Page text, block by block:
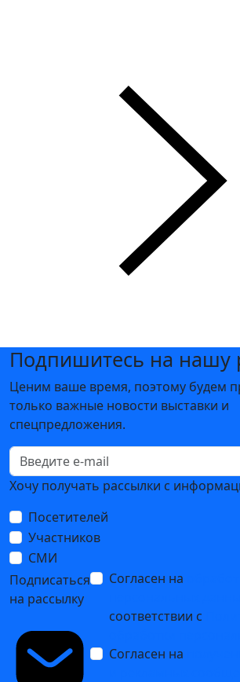
Подпишитесь на нашу
Ценим ваше время, поэтому будем
только важные новости выставки и
спецпредложения.
Хочу получать рассылки с
Посетителей
Участников
СМИ
Подписаться
на рассылку
Согласен на
соответствии с
Согласен на